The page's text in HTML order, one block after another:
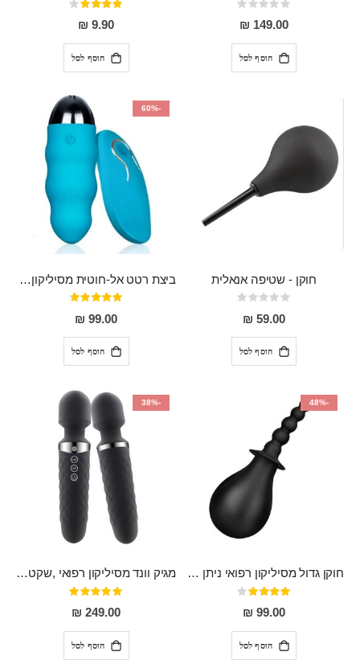
Rating:
0%
149.00 ₪
הוסף לסל
דירוג:
80%
9.90 ₪
הוסף לסל
חוקן - שטיפה אנאלית
Rating:
0%
59.00 ₪
הוסף לסל
-60%
ביצת רטט אל-חוטית מסיליקון רפואי בגודל של 8 ס"מ ורוחב 3 ס"מ בעלת 20 מהירויות שונות "ENKI"
דירוג:
93%
99.00 ₪
הוסף לסל
-48%
חוקן גדול מסיליקון רפואי ניתן לשימוש גם כפלאג וגם כחרוזים אנאלים
דירוג:
80%
99.00 ₪
הוסף לסל
-38%
מגיק וונד מסיליקון רפואי ,שקט במיוחד, נטען בעל 10 מהירויות שונות "Erna"
דירוג:
100%
249.00 ₪
הוסף לסל